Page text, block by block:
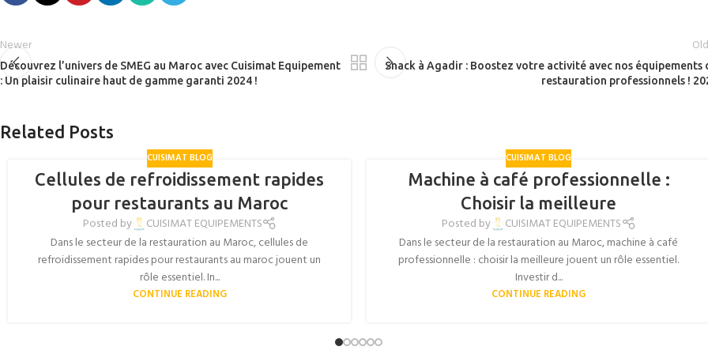
Newer
Découvrez l’univers de SMEG au Maroc avec Cuisimat Equipement
: Un plaisir culinaire haut de gamme garanti 2024 !
Snack à Agadir : Boostez votre activité avec nos équipements
restauration professionnels !
Related Posts
CUISIMAT BLOG
Cellules de refroidissement rapides
pour restaurants au Maroc
Posted by
CUISIMAT EQUIPEMENTS
Dans le secteur de la restauration au Maroc, cellules de
refroidissement rapides pour restaurants au maroc jouent un
rôle essentiel. In...
CONTINUE READING
CUISIMAT BLOG
Machine à café professionnelle :
Choisir la meilleure
Posted by
CUISIMAT EQUIPEMENTS
Dans le secteur de la restauration au Maroc, machine à café
professionnelle : choisir la meilleure jouent un rôle essentiel.
Investir d...
CONTINUE READING